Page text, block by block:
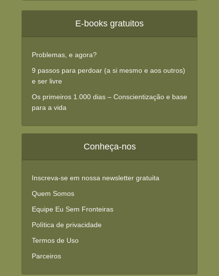
E-books gratuitos
Problemas, e agora?
9 passos para perdoar (a si mesmo e aos outros)
e ser livre
Os primeiros 1.000 dias – Conscientização e base
para a vida
Conheça-nos
Inscreva-se em nossa newsletter gratuita
Quem Somos
Equipe Eu Sem Fronteiras
Política de privacidade
Termos de Uso
Parceiros